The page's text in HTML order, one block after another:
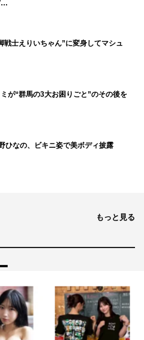
…
戦士えりいちゃん”に変身してマシュ
が“群馬の3大お困りごと”のその後を
ひなの、ビキニ姿で美ボディ披露
もっと見る